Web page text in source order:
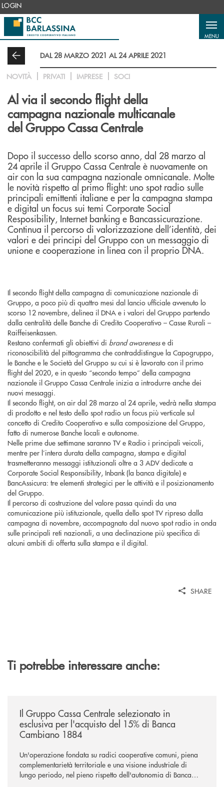
Salta al contenuto principale
LOGIN
MENU
DAL 28 MARZO 2021 AL 24 APRILE 2021
NOVITÀ PRIVATI IMPRESE SOCI
Al via il secondo flight della
campagna nazionale multicanale
del Gruppo Cassa Centrale
Dopo il successo dello scorso anno, dal 28 marzo al
24 aprile il Gruppo Cassa Centrale è nuovamente on
air con la sua campagna nazionale omnicanale. Molte
le novità rispetto al primo flight: uno spot radio sulle
principali emittenti italiane e per la campagna stampa
e digital un focus sui temi Corporate Social
Resposibility, Internet banking e Bancassicurazione.
Continua il percorso di valorizzazione dell’identità, dei
valori e dei principi del Gruppo con un messaggio di
unione e cooperazione in linea con il proprio DNA.
Il secondo flight della campagna di comunicazione nazionale di
Gruppo, a poco più di quattro mesi dal lancio ufficiale avvenuto lo
scorso 12 novembre, delinea il DNA e i valori del Gruppo partendo
dalla centralità delle Banche di Credito Cooperativo – Casse Rurali –
Raiffeisenkassen.
Restano confermati gli obiettivi di brand awarenesse di
riconoscibilità del pittogramma che contraddistingue la Capogruppo,
le Banche e le Società del Gruppo su cui si è lavorato con il primo
flight del 2020, e in questo “secondo tempo” della campagna
nazionale il Gruppo Cassa Centrale inizia a introdurre anche dei
nuovi messaggi.
Il secondo flight, on air dal 28 marzo al 24 aprile, vedrà nella stampa
di prodotto e nel testo dello spot radio un focus più verticale sul
concetto di Credito Cooperativo e sulla composizione del Gruppo,
fatto di numerose Banche locali e autonome.
Nelle prime due settimane saranno TV e Radio i principali veicoli,
mentre per l’intera durata della campagna, stampa e digital
trasmetteranno messaggi istituzionali oltre a 3 ADV dedicate a
Corporate Social Responsibility, Inbank (la banca digitale) e
BancAssicura: tre elementi strategici per le attività e il posizionamento
del Gruppo.
Il percorso di costruzione del valore passa quindi da una
comunicazione più istituzionale, quella dello spot TV ripreso dalla
campagna di novembre, accompagnato dal nuovo spot radio in onda
sulle principali reti nazionali, a una declinazione più specifica di
alcuni ambiti di offerta sulla stampa e il digital.
SHARE
Ti potrebbe interessare anche:
Il Gruppo Cassa Centrale selezionato in
esclusiva per l'acquisto del 15% di Banca
Cambiano 1884
Un'operazione fondata su radici cooperative comuni, piena
complementarietà territoriale e una visione industriale di
lungo periodo, nel pieno rispetto dell'autonomia di Banca